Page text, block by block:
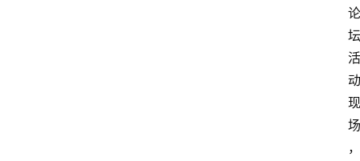
论
坛
活
动
现
场
，